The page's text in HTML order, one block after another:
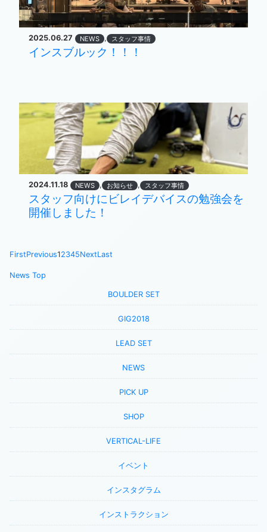
2025.06.27 NEWS , スタッフ事情
インスブルック！！！
2024.11.18 NEWS , お知らせ , スタッフ事情
スタッフ向けにビレイデバイスの勉強会を
開催しました！
FirstPrevious12345NextLast
News Top
BOULDER SET
GIG2018
LEAD SET
NEWS
PICK UP
SHOP
VERTICAL-LIFE
イベント
インスタグラム
インストラクション